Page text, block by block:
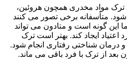
ترک مواد مخدری همچون هروئین،
متأسفانه برخی تصور می کنند
این گونه است و متادون می تواند
اعتیاد ایجاد کند. بهتر است ترک
و درمان شناختی رفتاری انجام شود.
بعد از ترک با فرد باقی می ماند.